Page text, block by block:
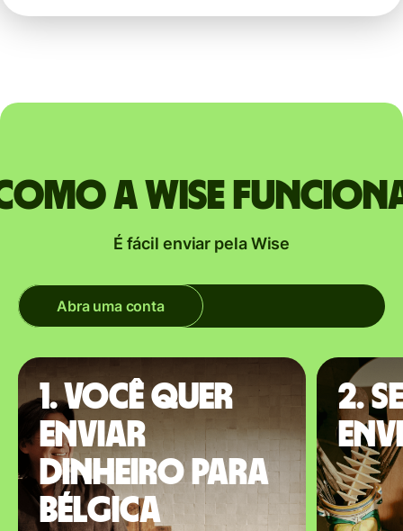
a Wise
É fácil enviar pela Wise
Abra uma conta
1. Você quer
enviar
dinheiro para
Bélgica
2.